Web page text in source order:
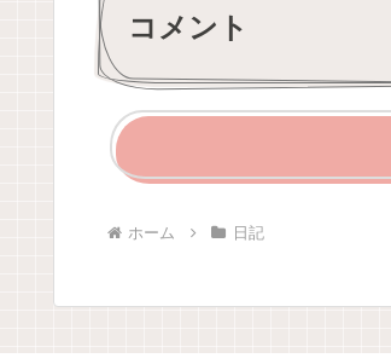
コメント
ホーム 日記